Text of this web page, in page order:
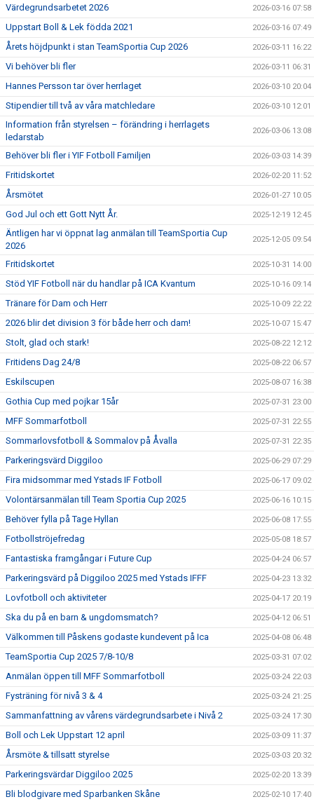
Värdegrundsarbetet 2026 2026-03-16 07:58
Uppstart Boll & Lek födda 2021 2026-03-16 07:49
Årets höjdpunkt i stan TeamSportia Cup 2026 2026-03-11 16:22
Vi behöver bli fler 2026-03-11 06:31
Hannes Persson tar över herrlaget 2026-03-10 20:04
Stipendier till två av våra matchledare 2026-03-10 12:01
Information från styrelsen – förändring i herrlagets
ledarstab
2026-03-06 13:08
Behöver bli fler i YIF Fotboll Familjen 2026-03-03 14:39
Fritidskortet 2026-02-20 11:52
Årsmötet 2026-01-27 10:05
God Jul och ett Gott Nytt År. 2025-12-19 12:45
Äntligen har vi öppnat lag anmälan till TeamSportia Cup
2026
2025-12-05 09:54
Fritidskortet 2025-10-31 14:00
Stöd YIF Fotboll när du handlar på ICA Kvantum 2025-10-16 09:14
Tränare för Dam och Herr 2025-10-09 22:22
2026 blir det division 3 för både herr och dam! 2025-10-07 15:47
Stolt, glad och stark! 2025-08-22 12:12
Fritidens Dag 24/8 2025-08-22 06:57
Eskilscupen 2025-08-07 16:38
Gothia Cup med pojkar 15år 2025-07-31 23:00
MFF Sommarfotboll 2025-07-31 22:55
Sommarlovsfotboll & Sommalov på Åvalla 2025-07-31 22:35
Parkeringsvärd Diggiloo 2025-06-29 07:29
Fira midsommar med Ystads IF Fotboll 2025-06-17 09:02
Volontärsanmälan till Team Sportia Cup 2025 2025-06-16 10:15
Behöver fylla på Tage Hyllan 2025-06-08 17:55
Fotbollströjefredag 2025-05-08 18:57
Fantastiska framgångar i Future Cup 2025-04-24 06:57
Parkeringsvärd på Diggiloo 2025 med Ystads IFFF 2025-04-23 13:32
Lovfotboll och aktiviteter 2025-04-17 20:19
Ska du på en barn & ungdomsmatch? 2025-04-12 06:51
Välkommen till Påskens godaste kundevent på Ica 2025-04-08 06:48
TeamSportia Cup 2025 7/8-10/8 2025-03-31 07:02
Anmälan öppen till MFF Sommarfotboll 2025-03-24 22:03
Fysträning för nivå 3 & 4 2025-03-24 21:25
Sammanfattning av vårens värdegrundsarbete i Nivå 2 2025-03-24 17:30
Boll och Lek Uppstart 12 april 2025-03-09 11:37
Årsmöte & tillsatt styrelse 2025-03-03 20:32
Parkeringsvärdar Diggiloo 2025 2025-02-20 13:39
Bli blodgivare med Sparbanken Skåne 2025-02-10 17:40